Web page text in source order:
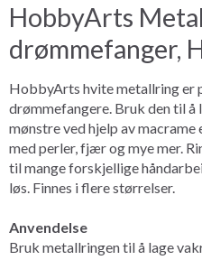
HobbyArts
drømmefanger,
HobbyArts hvite metallring er
drømmefangere. Bruk den til
mønstre ved hjelp av
med perler, fjær og mye mer.
til mange forskjellige
løs. Finnes i flere størrelser.
Anvendelse
Bruk metallringen til å lage